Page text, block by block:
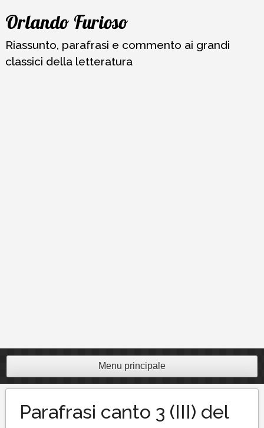
Vai
contenuto
Orlando Furioso
Riassunto, parafrasi e commento ai grandi
classici della letteratura
Menu principale
Parafrasi canto 3 (III) del